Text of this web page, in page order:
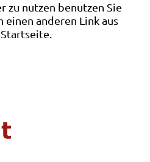
zu nutzen benutzen Sie
einen anderen Link aus